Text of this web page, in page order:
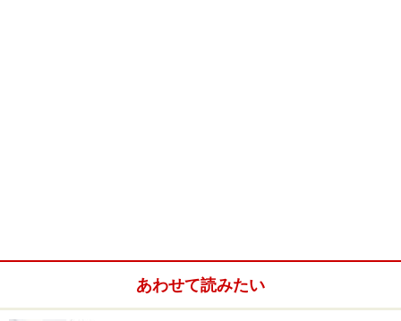
い！
あわせて読みたい